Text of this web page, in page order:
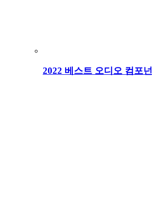
2022 베스트 오디오 컴포